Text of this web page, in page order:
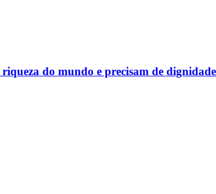
do mundo e precisam de dignidade